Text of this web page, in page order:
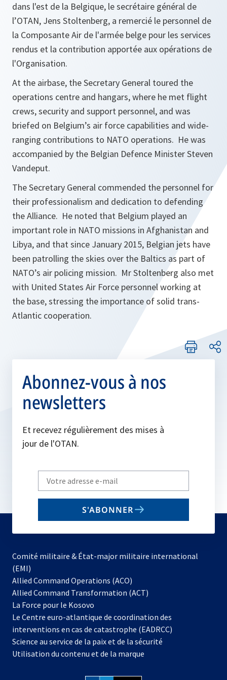
dans l'est de la Belgique, le secrétaire général de
l’OTAN, Jens Stoltenberg, a remercié le personnel de
la Composante Air de l'armée belge pour les services
rendus et la contribution apportée aux opérations de
l'Organisation.
At the airbase, the Secretary General toured the
operations centre and hangars, where he met flight
crews, security and support personnel, and was
briefed on Belgium’s air force capabilities and wide-
ranging contributions to NATO operations. He was
accompanied by the Belgian Defence Minister Steven
Vandeput.
The Secretary General commended the personnel for
their professionalism and dedication to defending
the Alliance. He noted that Belgium played an
important role in NATO missions in Afghanistan and
Libya, and that since January 2015, Belgian jets have
been patrolling the skies over the Baltics as part of
NATO’s air policing mission. Mr Stoltenberg also met
with United States Air Force personnel working at
the base, stressing the importance of solid trans-
Atlantic cooperation.
Abonnez-vous à nos
newsletters
Et recevez régulièrement des mises à
jour de l'OTAN.
Write
your
email
S'ABONNER
Comité militaire & État-major militaire international
(EMI)
Allied Command Operations (ACO)
dans
nouvel
onglet
Allied Command Transformation (ACT)
La Force pour le Kosovo
dans
un
nouvel
onglet
Le Centre euro-atlantique de coordination des
interventions en cas de catastrophe (EADRCC)
Science au service de la paix et de la sécurité
Utilisation du contenu et de la marque